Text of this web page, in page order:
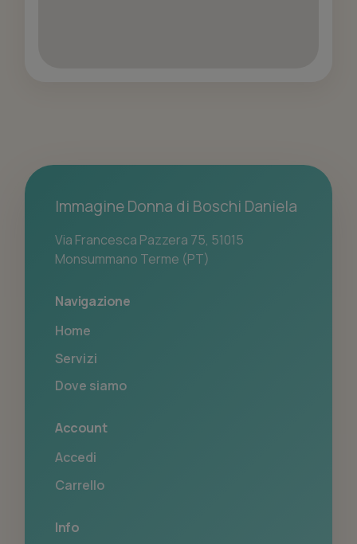
Immagine Donna di Boschi Daniela
Via Francesca Pazzera 75, 51015
Monsummano Terme (PT)
Navigazione
Home
Servizi
Dove siamo
Account
Accedi
Carrello
Info